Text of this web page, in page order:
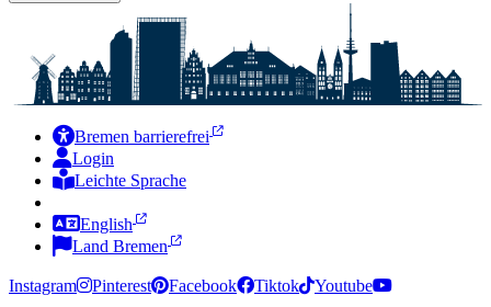
Bremen barrierefrei
Login
Leichte Sprache
English
Land Bremen
Instagram Pinterest Facebook Tiktok Youtube